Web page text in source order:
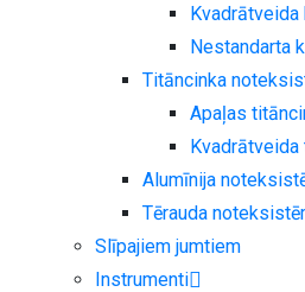
Kvadrātveida
Nestandarta
Titāncinka
Apaļas
Alumīnija
Tērauda
Slīpajiem jumtiem
Instrumenti